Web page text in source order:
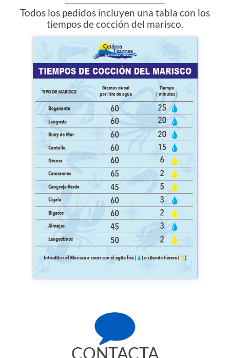
Todos los pedidos incluyen una tabla con los
tiempos de cocción del marisco.
CONTACTA